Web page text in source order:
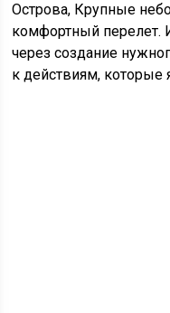
Острова, Крупные
комфортный перелет.
через создание
к действиям, которые